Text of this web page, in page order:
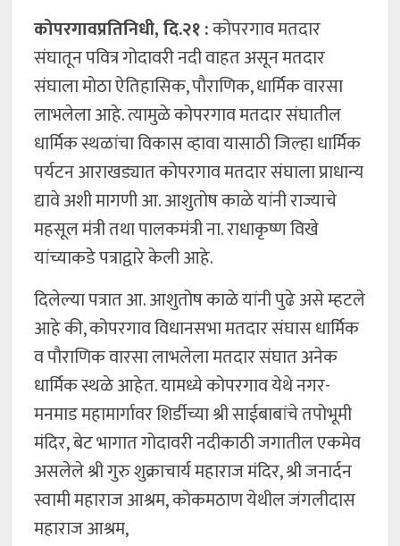
कोपरगावप्रतिनिधी, दि.२१ :कोपरगाव मतदार
संघातून पवित्र गोदावरी नदी वाहत असून मतदार
संघाला मोठा ऐतिहासिक, पौराणिक, धार्मिक वारसा
लाभलेला आहे. त्यामुळे कोपरगाव मतदार संघातील
धार्मिक स्थळांचा विकास व्हावा यासाठी जिल्हा धार्मिक
पर्यटन आराखड्यात कोपरगाव मतदार संघाला प्राधान्य
द्यावे अशी मागणी आ. आशुतोष काळे यांनी राज्याचे
महसूल मंत्री तथा पालकमंत्री ना. राधाकृष्ण विखे
यांच्याकडे पत्राद्वारे केली आहे.
दिलेल्या पत्रात आ. आशुतोष काळे यांनी पुढे असे म्हटले
आहे की, कोपरगाव विधानसभा मतदार संघास धार्मिक
व पौराणिक वारसा लाभलेला मतदार संघात अनेक
धार्मिक स्थळे आहेत. यामध्ये कोपरगाव येथे नगर-
मनमाड महामार्गावर शिर्डीच्या श्री साईबाबांचे तपोभूमी
मंदिर, बेट भागात गोदावरी नदीकाठी जगातील एकमेव
असलेले श्री गुरु शुक्राचार्य महाराज मंदिर, श्री जनार्दन
स्वामी महाराज आश्रम, कोकमठाण येथील जंगलीदास
महाराज आश्रम,